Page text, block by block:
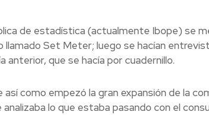
de estadística (actualmente Ibope) se
Set Meter; luego se hacían
anterior, que se hacía por cuadernillo.
como empezó la gran expansión de la
lo que estaba pasando con el